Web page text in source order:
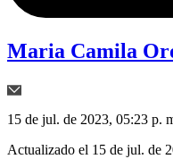
Maria Camila
15 de jul. de 2023, 05:23 p.
Actualizado el 15 de jul. de